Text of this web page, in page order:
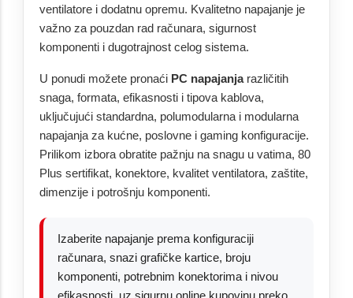
ventilatore i dodatnu opremu. Kvalitetno napajanje je
važno za pouzdan rad računara, sigurnost
komponenti i dugotrajnost celog sistema.
U ponudi možete pronaći PC napajanjarazličitih
snaga, formata, efikasnosti i tipova kablova,
uključujući standardna, polumodularna i modularna
napajanja za kućne, poslovne i gaming konfiguracije.
Prilikom izbora obratite pažnju na snagu u vatima, 80
Plus sertifikat, konektore, kvalitet ventilatora, zaštite,
dimenzije i potrošnju komponenti.
Izaberite napajanje prema konfiguraciji
računara, snazi grafičke kartice, broju
komponenti, potrebnim konektorima i nivou
efikasnosti, uz sigurnu online kupovinu preko